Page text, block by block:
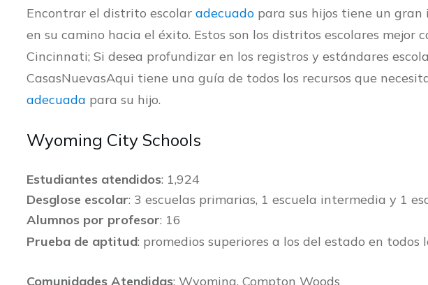
Encontrar el distrito escolar adecuado para sus hijos tiene un
en su camino hacia el éxito. Estos son los distritos escolares mejor
Cincinnati; Si desea profundizar en los registros y estándares
CasasNuevasAqui tiene una guía de todos los recursos que
adecuada para su hijo.
Wyoming City Schools
Estudiantes atendidos: 1,924
Desglose escolar: 3 escuelas primarias, 1 escuela intermedia y 1
Alumnos por profesor: 16
Prueba de aptitud: promedios superiores a los del estado en todos
Comunidades Atendidas: Wyoming, Compton Woods